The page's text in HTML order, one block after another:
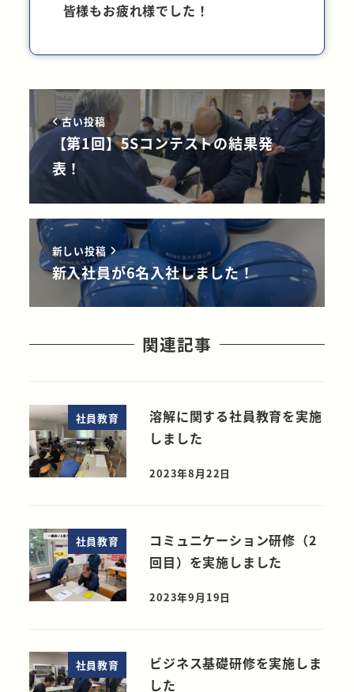
皆様もお疲れ様でした！
古い投稿
【第1回】5Sコンテストの結果発
表！
新しい投稿
新入社員が6名入社しました！
関連記事
社員教育
溶解に関する社員教育を実施
しました
2023年8月22日
社員教育
コミュニケーション研修（2
回目）を実施しました
2023年9月19日
社員教育
ビジネス基礎研修を実施しま
した